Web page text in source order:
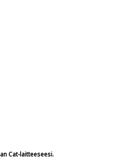
Cat-laitteeseesi.